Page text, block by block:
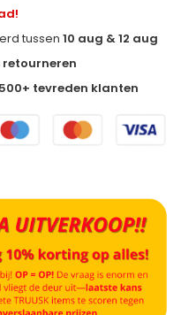
tussen10 aug & 12 aug
tevreden klanten